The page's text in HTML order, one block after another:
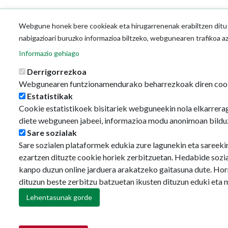
Webgune honek bere cookieak eta hirugarrenenak erabiltzen
nabigazioari buruzko informazioa biltzeko, webgunearen trafikoa
Informazio gehiago
Derrigorrezkoa
Webgunearen funtzionamendurako beharrezkoak diren
Estatistikak
Cookie estatistikoek bisitariek webguneekin nola
diete webguneen jabeei, informazioa modu anonimoan
Sare sozialak
Sare sozialen plataformek edukia zure lagunekin eta
ezartzen dituzte cookie horiek zerbitzuetan. Hedabide
kanpo duzun online jarduera arakatzeko gaitasuna dute.
dituzun beste zerbitzu batzuetan ikusten dituzun eduki eta
Lehentasunak gorde